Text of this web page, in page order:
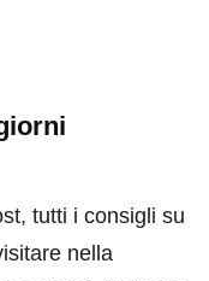
tutti i consigli su
nella